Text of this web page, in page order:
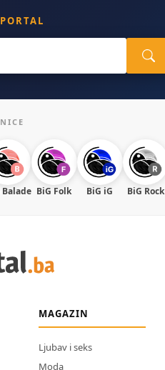
Balade BiG Folk BiG iG BiG Rock
MAGAZIN
Ljubav i seks
Moda